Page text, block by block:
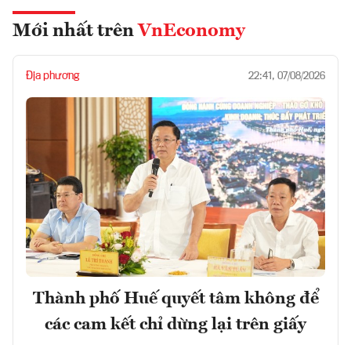
Mới nhất trên VnEconomy
Địa phương 22:41, 07/08/2026
Thành phố Huế quyết tâm không để
các cam kết chỉ dừng lại trên giấy